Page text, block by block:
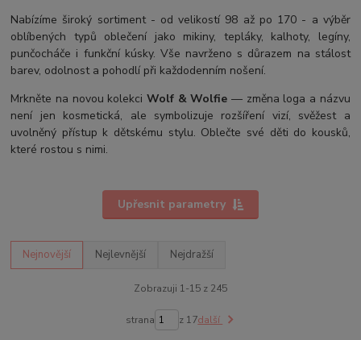
Nabízíme široký sortiment - od velikostí 98 až po 170 - a výběr
oblíbených typů oblečení jako mikiny, tepláky, kalhoty, legíny,
punčocháče i funkční kúsky. Vše navrženo s důrazem na stálost
barev, odolnost a pohodlí při každodenním nošení.
Mrkněte na novou kolekci Wolf & Wolfie — změna loga a názvu
není jen kosmetická, ale symbolizuje rozšíření vizí, svěžest a
uvolněný přístup k dětskému stylu. Oblečte své děti do kousků,
které rostou s nimi.
Upřesnit parametry
Nejnovější Nejlevnější Nejdražší
Zobrazuji 1-15 z 245
strana z 17další